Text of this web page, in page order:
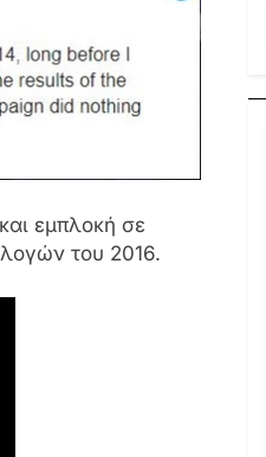
εμπλοκή σε
του 2016.